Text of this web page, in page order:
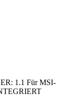
1.1 Für MSI-